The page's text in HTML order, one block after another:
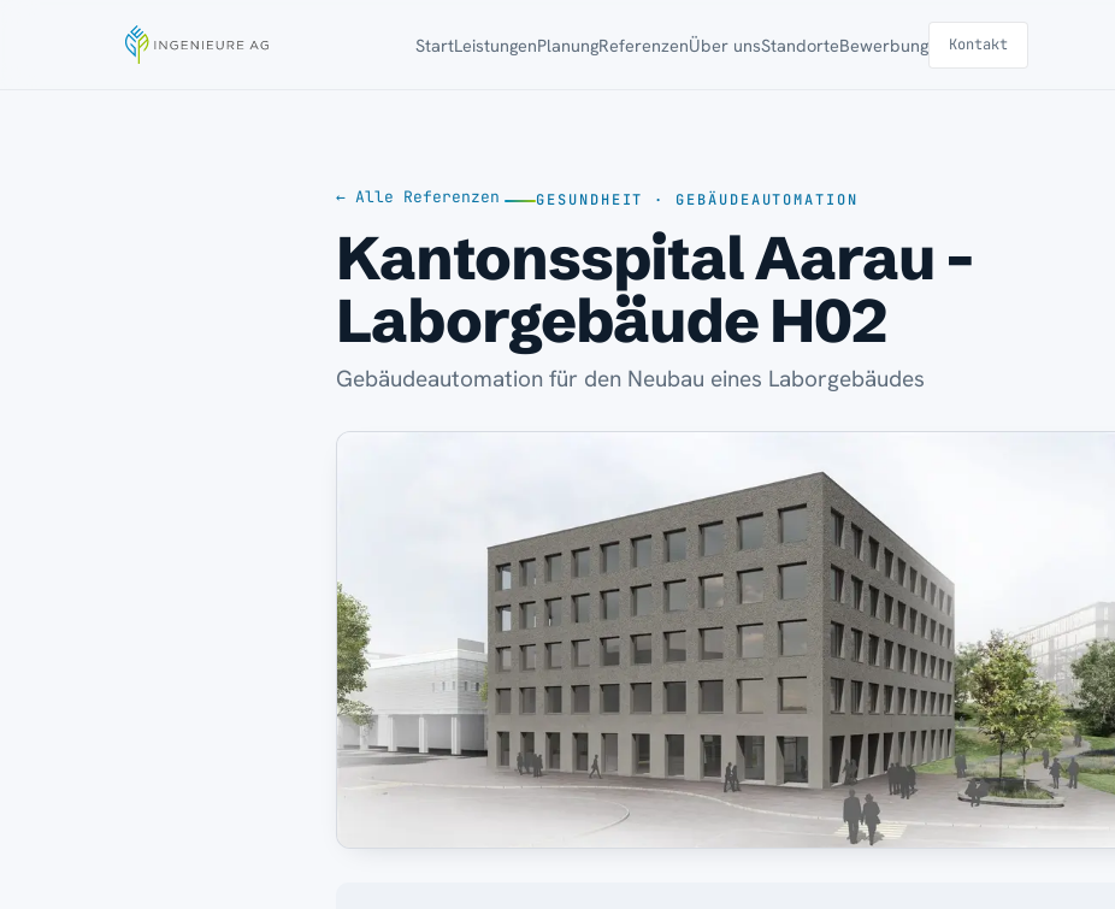
StartLeistungenPlanungReferenzenÜber unsStandorteBewerbung Kontakt
← Alle Referenzen GESUNDHEIT · GEBÄUDEAUTOMATION
Kantonsspital Aarau -
Laborgebäude H02
Gebäudeautomation für den Neubau eines Laborgebäudes